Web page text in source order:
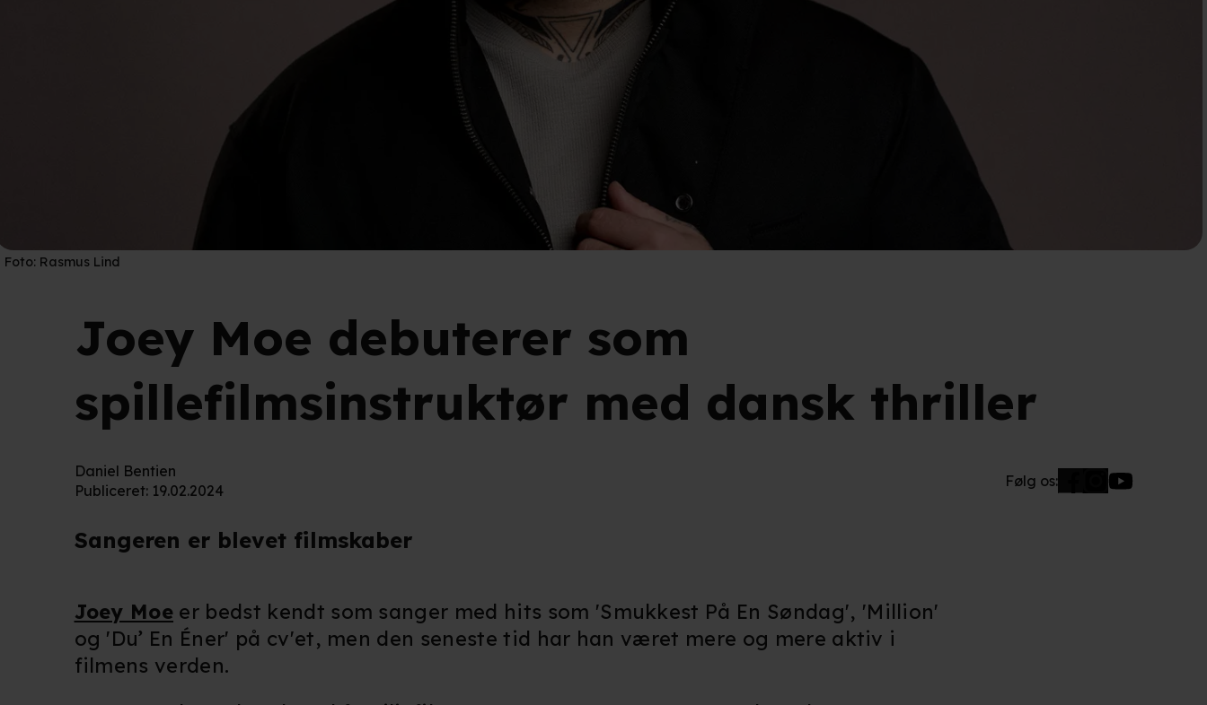
Foto: Rasmus Lind
Joey Moe debuterer som
spillefilmsinstruktør med dansk thriller
Daniel Bentien
Publiceret: 19.02.2024
Følg os:
Sangeren er blevet filmskaber
Joey Moe er bedst kendt som sanger med hits som 'Smukkest På En Søndag', 'Million'
og 'Du’ En Éner' på cv'et, men den seneste tid har han været mere og mere aktiv i
filmens verden.